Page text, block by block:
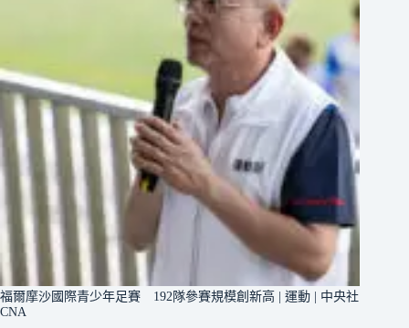
福爾摩沙國際青少年足賽 192隊參賽規模創新高 | 運動 | 中央社
CNA